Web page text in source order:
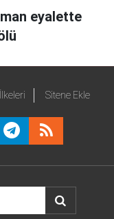
eyalette
Sitene Ekle